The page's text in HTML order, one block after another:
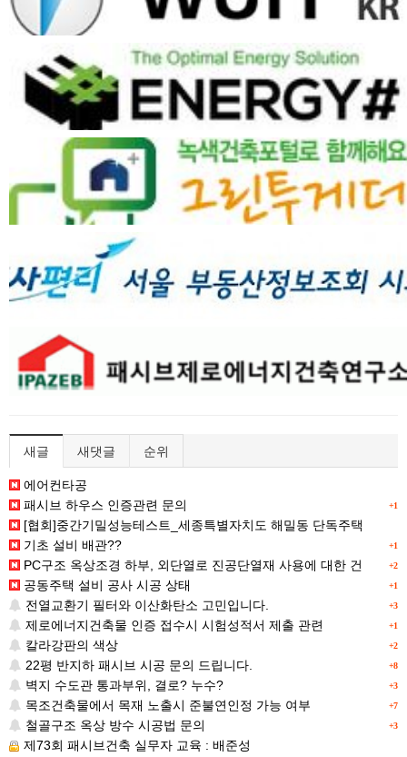
새글 새댓글 순위
에어컨타공
+1
패시브 하우스 인증관련 문의
[협회]중간기밀성능테스트_세종특별자치도 해밀동 단독주택
+1
기초 설비 배관??
+2
PC구조 옥상조경 하부, 외단열로 진공단열재 사용에 대한 건
+1
공동주택 설비 공사 시공 상태
+3
전열교환기 필터와 이산화탄소 고민입니다.
+1
제로에너지건축물 인증 접수시 시험성적서 제출 관련
+2
칼라강판의 색상
+8
22평 반지하 패시브 시공 문의 드립니다.
+3
벽지 수도관 통과부위, 결로? 누수?
+7
목조건축물에서 목재 노출시 준불연인정 가능 여부
+3
철골구조 옥상 방수 시공법 문의
제73회 패시브건축 실무자 교육 : 배준성